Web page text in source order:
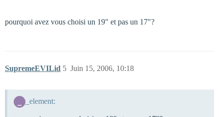
pourquoi avez vous choisi un 19" et pas un 17"?
SupremeEVILid Juin 15, 2006, 10:18
5
_element: